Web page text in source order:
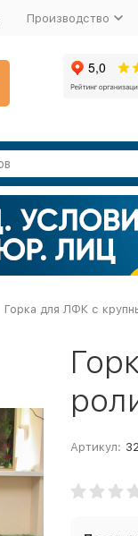
Производство
Горка для ЛФК с
Артикул: